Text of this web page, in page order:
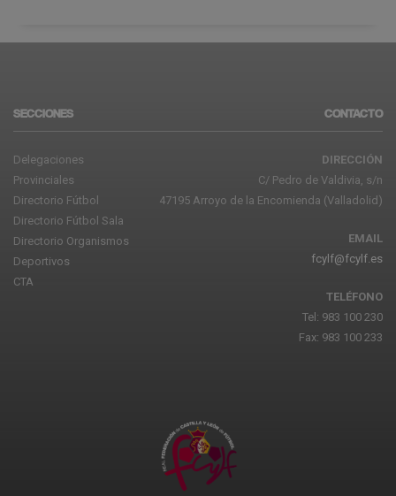
SECCIONES
Delegaciones
Provinciales
Directorio Fútbol
Directorio Fútbol Sala
Directorio Organismos
Deportivos
CTA
CONTACTO
DIRECCIÓN
C/ Pedro de Valdivia, s/n
47195 Arroyo de la Encomienda (Valladolid)
EMAIL
fcylf@fcylf.es
TELÉFONO
Tel: 983 100 230
Fax: 983 100 233